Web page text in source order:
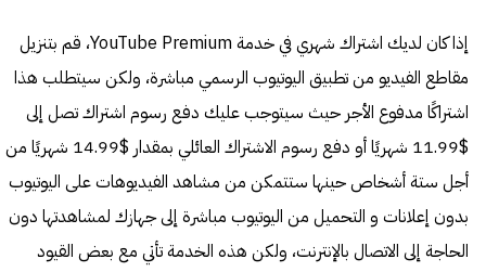
إذا كان لديك اشتراك شهري في خدمة YouTube Premium، قم بتنزيل
مقاطع الفيديو من تطبيق اليوتيوب الرسمي مباشرة، ولكن سيتطلب هذا
اشتراكًا مدفوع الأجر حيث سيتوجب عليك دفع رسوم اشتراك تصل إلى
$11.99 شهريًا أو دفع رسوم الاشتراك العائلي بمقدار $14.99 شهريًا من
أجل ستة أشخاص حينها ستتمكن من مشاهد الفيديوهات على اليوتيوب
بدون إعلانات و التحميل من اليوتيوب مباشرة إلى جهازك لمشاهدتها دون
الحاجة إلى الاتصال بالإنترنت، ولكن هذه الخدمة تأتي مع بعض القيود